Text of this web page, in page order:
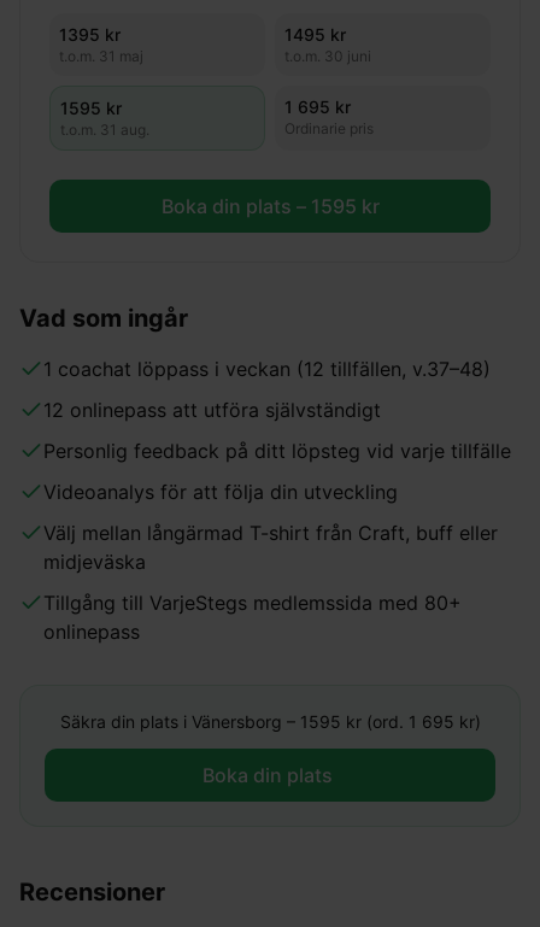
1395 kr
t.o.m. 31 maj
1495 kr
t.o.m. 30 juni
1595 kr
t.o.m. 31 aug.
1 695 kr
Ordinarie pris
Boka din plats – 1595 kr
Vad som ingår
1 coachat löppass i veckan (12 tillfällen, v.37–48)
12 onlinepass att utföra självständigt
Personlig feedback på ditt löpsteg vid varje tillfälle
Videoanalys för att följa din utveckling
Välj mellan långärmad T-shirt från Craft, buff eller
midjeväska
Tillgång till VarjeStegs medlemssida med 80+
onlinepass
Säkra din plats i Vänersborg – 1595 kr (ord. 1 695 kr)
Boka din plats ​
Recensioner